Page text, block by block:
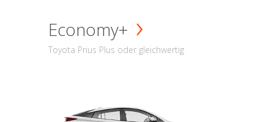
Economy+
Toyota Prius Plus oder gleichwertig